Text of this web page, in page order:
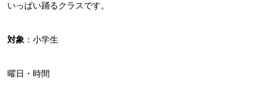
いっぱい踊るクラスです。
対象 ：小学生
曜日・時間